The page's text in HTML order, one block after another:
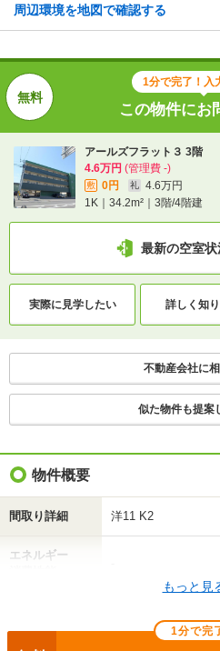
種別 / 構造 アパート/
階建 3階/4階建
向き 北
住所 北海道函館市富岡町
地図を見る
函館バス/富岡 歩2分
函館市電湯川線/五
1分で完了！入
この物件にお
アールズフラット３ 3階
1K｜34.2m²｜3階/4階建
最新の空室状
詳しく知
不動産会社に
周辺環境を地図で確認する
1分で完了！入
この物件にお
アールズフラット３ 3階
4.6万円 (管理費 -)
敷 0円 礼
4.6万円
1K｜34.2m²｜3階/4階建
最新の空室
実際に見学したい 詳しく知
不動産会社に
似た物件も提案
物件概要
間取り詳細 洋11 K2
エネルギー
もっと見
1分で完